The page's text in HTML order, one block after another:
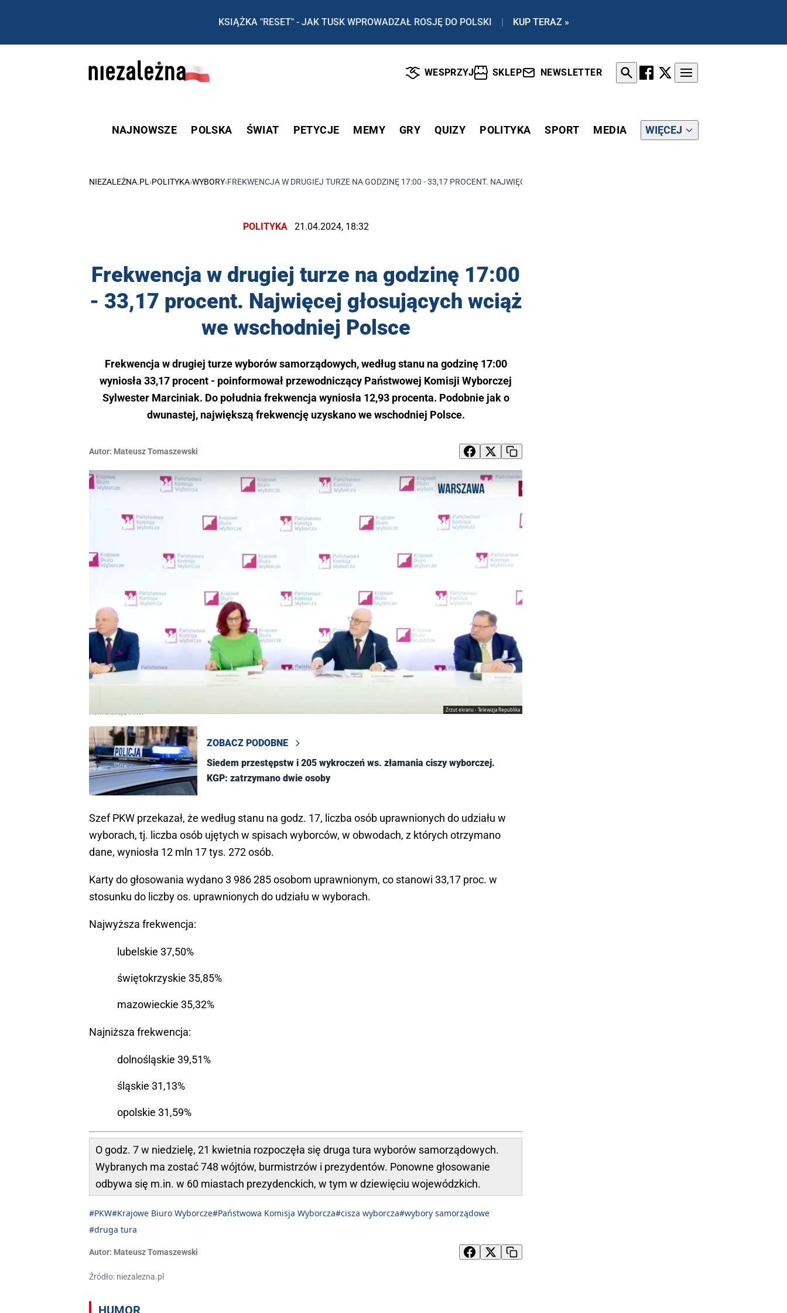
KSIĄŻKA "RESET" - JAK TUSK WPROWADZAŁ ROSJĘ DO POLSKI | KUP TERAZ »
WESPRZYJ SKLEP NEWSLETTER
NAJNOWSZE POLSKA ŚWIAT PETYCJE MEMY GRY QUIZY POLITYKA SPORT MEDIA WIĘCEJ
NIEZALEŻNA.PL ›POLITYKA›WYBORY›FREKWENCJA W DRUGIEJ TURZE NA GODZINĘ 17:00 - 33,17 PROCENT. NAJWIĘCEJ GŁOSUJĄCYCH WCIĄŻ WE WSCHODNIEJ POLSCE
POLITYKA 21.04.2024, 18:32
Frekwencja w drugiej turze na godzinę 17:00
- 33,17 procent. Najwięcej głosujących wciąż
we wschodniej Polsce
Frekwencja w drugiej turze wyborów samorządowych, według stanu na godzinę 17:00
wyniosła 33,17 procent - poinformował przewodniczący Państwowej Komisji Wyborczej
Sylwester Marciniak. Do południa frekwencja wyniosła 12,93 procenta. Podobnie jak o
dwunastej, największą frekwencję uzyskano we wschodniej Polsce.
Autor: Mateusz Tomaszewski
Zrzut ekranu - Telewizja Republika
Konferencja PKW
ZOBACZ PODOBNE
Siedem przestępstw i 205 wykroczeń ws. złamania ciszy wyborczej.
KGP: zatrzymano dwie osoby
Szef PKW przekazał, że według stanu na godz. 17, liczba osób uprawnionych do udziału w
wyborach, tj. liczba osób ujętych w spisach wyborców, w obwodach, z których otrzymano
dane, wyniosła 12 mln 17 tys. 272 osób.
Karty do głosowania wydano 3 986 285 osobom uprawnionym, co stanowi 33,17 proc. w
stosunku do liczby os. uprawnionych do udziału w wyborach.
Najwyższa frekwencja:
lubelskie 37,50%
świętokrzyskie 35,85%
mazowieckie 35,32%
Najniższa frekwencja:
dolnośląskie 39,51%
śląskie 31,13%
opolskie 31,59%
O godz. 7 w niedzielę, 21 kwietnia rozpoczęła się druga tura wyborów samorządowych.
Wybranych ma zostać 748 wójtów, burmistrzów i prezydentów. Ponowne głosowanie
odbywa się m.in. w 60 miastach prezydenckich, w tym w dziewięciu wojewódzkich.
#PKW#Krajowe Biuro Wyborcze#Państwowa Komisja Wyborcza#cisza wyborcza#wybory samorządowe
#druga tura
Autor: Mateusz Tomaszewski
Źródło: niezalezna.pl
HUMOR